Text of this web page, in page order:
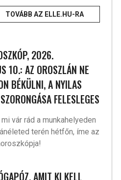
TOVÁBB AZ ELLE.HU-RA
2026.
10.: AZ OROSZLÁN NE
BÉKÜLNI, A NYILAS
FELESLEGES
vár rád a munkahelyeden
terén hétfőn, íme az
AMIT KI KELL